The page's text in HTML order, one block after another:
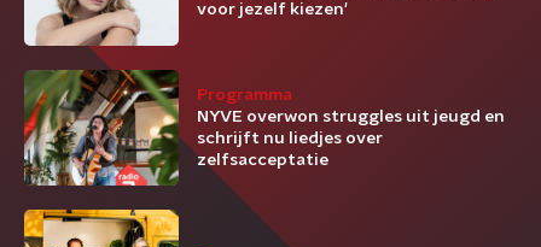
voor jezelf kiezen'
Programma
NYVE overwon struggles uit jeugd en
schrijft nu liedjes over
zelfsacceptatie